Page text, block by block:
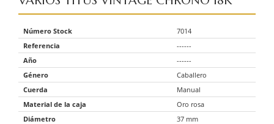
Número Stock
7014
Referencia
------
Año
------
Género
Caballero
Cuerda
Manual
Material de la caja
Oro rosa
Diámetro
37 mm